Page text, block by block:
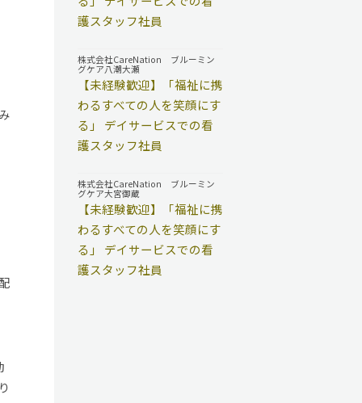
護スタッフ社員
株式会社CareNation ブルーミン
グケア八潮大瀬
【未経験歓迎】「福祉に携
わるすべての人を笑顔にす
る」 デイサービスでの看
護スタッフ社員
株式会社CareNation ブルーミン
グケア大宮御蔵
【未経験歓迎】「福祉に携
わるすべての人を笑顔にす
る」 デイサービスでの看
護スタッフ社員